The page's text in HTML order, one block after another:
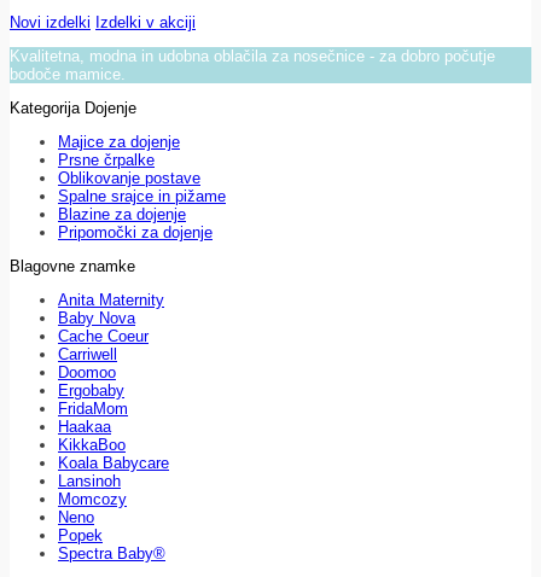
Novi izdelki Izdelki v akciji
Kvalitetna, modna in udobna oblačila za nosečnice - za dobro počutje
bodoče mamice.
Kategorija Dojenje
Majice za dojenje
Prsne črpalke
Oblikovanje postave
Spalne srajce in pižame
Blazine za dojenje
Pripomočki za dojenje
Blagovne znamke
Anita Maternity
Baby Nova
Cache Coeur
Carriwell
Doomoo
Ergobaby
FridaMom
Haakaa
KikkaBoo
Koala Babycare
Lansinoh
Momcozy
Neno
Popek
Spectra Baby®